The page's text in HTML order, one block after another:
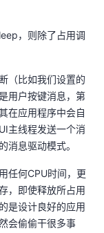
，则除了占用调
（比如我们设置的
用户按键消息，第
在应用程序中会自
主线程发送一个消
息驱动模式。
任何CPU时间，更
，即使释放所占用
是设计良好的应用
会偷偷干很多事